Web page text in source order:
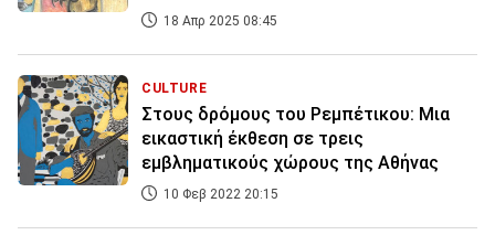
18 Απρ 2025 08:45
CULTURE
Στους δρόμους του Ρεμπέτικου: Μια
εικαστική έκθεση σε τρεις
εμβληματικούς χώρους της Αθήνας
10 Φεβ 2022 20:15